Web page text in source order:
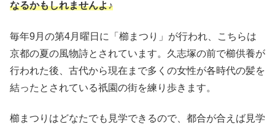
なるかもしれませんよ♪
毎年9月の第4月曜日に「櫛まつり」が行われ、こちらは
京都の夏の風物詩とされています。久志塚の前で櫛供養が
行われた後、古代から現在まで多くの女性が各時代の髪を
結ったとされている祇園の街を練り歩きます。
櫛まつりはどなたでも見学できるので、都合が合えば見学